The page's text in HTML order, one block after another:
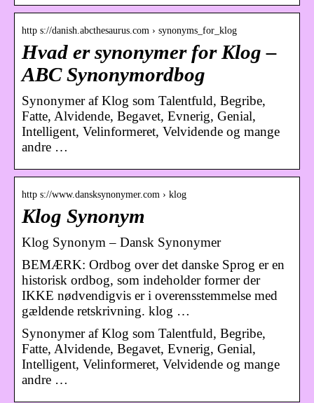
http s://danish.abcthesaurus.com › synonyms_for_klog
Hvad er synonymer for Klog –
ABC Synonymordbog
Synonymer af Klog som Talentfuld, Begribe,
Fatte, Alvidende, Begavet, Evnerig, Genial,
Intelligent, Velinformeret, Velvidende og mange
andre …
http s://www.dansksynonymer.com › klog
Klog Synonym
Klog Synonym – Dansk Synonymer
BEMÆRK: Ordbog over det danske Sprog er en
historisk ordbog, som indeholder former der
IKKE nødvendigvis er i overensstemmelse med
gældende retskrivning. klog …
Synonymer af Klog som Talentfuld, Begribe,
Fatte, Alvidende, Begavet, Evnerig, Genial,
Intelligent, Velinformeret, Velvidende og mange
andre …